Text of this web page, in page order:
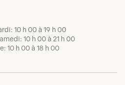
10 h 00 à 19 h 00
10 h 00 à 21 h 00
10 h 00 à 18 h 00